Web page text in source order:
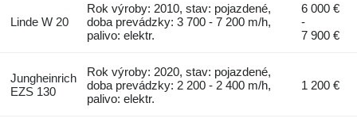
Linde W 20
Rok výroby: 2010, stav: pojazdené,
doba prevádzky: 3 700 - 7 200 m/h,
palivo: elektr.
6 000 €
-
7 900 €
Jungheinrich
EZS 130
Rok výroby: 2020, stav: pojazdené,
doba prevádzky: 2 200 - 2 400 m/h,
palivo: elektr.
1 200 €